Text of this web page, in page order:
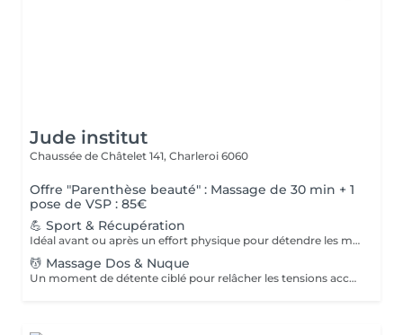
Jude institut
Chaussée de Châtelet 141, Charleroi 6060
Offre "Parenthèse beauté" : Massage de 30 min + 1
pose de VSP : 85€
💪 Sport & Récupération
Idéal avant ou après un effort physique pour détendre les muscles et favoriser la récupération.
💆 Massage Dos & Nuque
Un moment de détente ciblé pour relâcher les tensions accumulées dans le dos, les épaules et la nuque. Ce massage procure une sensation immédiate de bien-être, aide à diminuer le stress et favorise une profonde relaxation musculaire.